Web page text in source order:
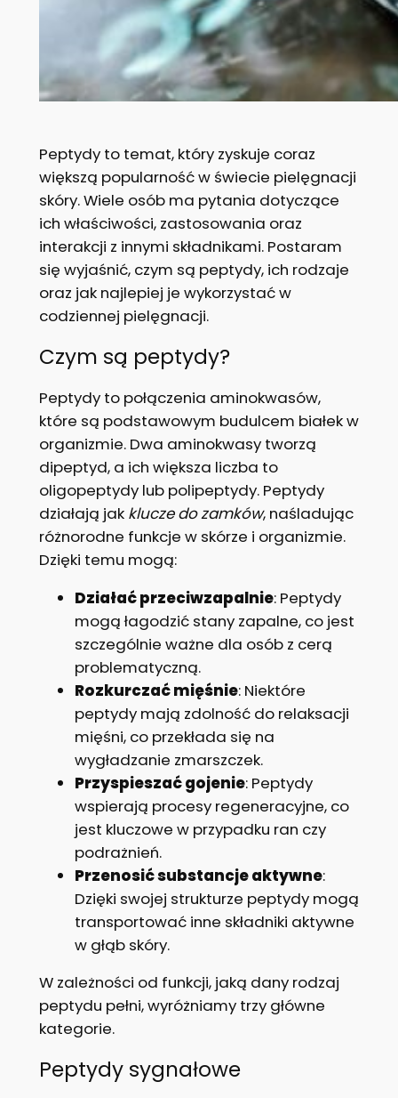
Peptydy to temat, który zyskuje coraz
większą popularność w świecie pielęgnacji
skóry. Wiele osób ma pytania dotyczące
ich właściwości, zastosowania oraz
interakcji z innymi składnikami. Postaram
się wyjaśnić, czym są peptydy, ich rodzaje
oraz jak najlepiej je wykorzystać w
codziennej pielęgnacji.
Czym są peptydy?
Peptydy to połączenia aminokwasów,
które są podstawowym budulcem białek w
organizmie. Dwa aminokwasy tworzą
dipeptyd, a ich większa liczba to
oligopeptydy lub polipeptydy. Peptydy
działają jak klucze do zamków, naśladując
różnorodne funkcje w skórze i organizmie.
Dzięki temu mogą:
Działać przeciwzapalnie: Peptydy
mogą łagodzić stany zapalne, co jest
szczególnie ważne dla osób z cerą
problematyczną.
Rozkurczać mięśnie: Niektóre
peptydy mają zdolność do relaksacji
mięśni, co przekłada się na
wygładzanie zmarszczek.
Przyspieszać gojenie: Peptydy
wspierają procesy regeneracyjne, co
jest kluczowe w przypadku ran czy
podrażnień.
Przenosić substancje aktywne:
Dzięki swojej strukturze peptydy mogą
transportować inne składniki aktywne
w głąb skóry.
W zależności od funkcji, jaką dany rodzaj
peptydu pełni, wyróżniamy trzy główne
kategorie.
Peptydy sygnałowe